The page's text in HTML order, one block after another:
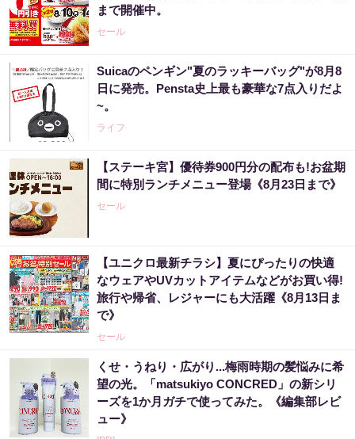
まで開催中。
セール
Suicaのペンギン"夏のラッキーバッグ"が8月8
日に発売。Pensta史上最も豪華な7点入りだよ
~。
ライフ
【ステーキ宮】優待券900円分の配布も!お盆期
間に特別ランチメニュー登場《8月23日まで》
セール
【ユニクロ最新チラシ】夏にぴったりの快適
なウェアやUVカットアイテムなどがお買い得!
旅行や帰省、レジャーにも大活躍《8月13日ま
で》
セール
くせ・うねり・広がり...梅雨時期の髪悩みに希
望の光。「matsukiyo CONCRED」の新シリ
ーズを1か月ガチで使ってみた。《編集部レビ
ュー》